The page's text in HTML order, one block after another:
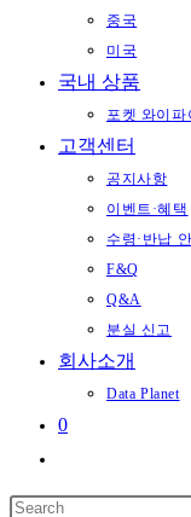
중국
미국
국내 상품
포켓 와이파
고객센터
공지사항
이벤트·혜택
수령·반납
F&Q
Q&A
분실 신고
회사소개
Data Planet
0
website